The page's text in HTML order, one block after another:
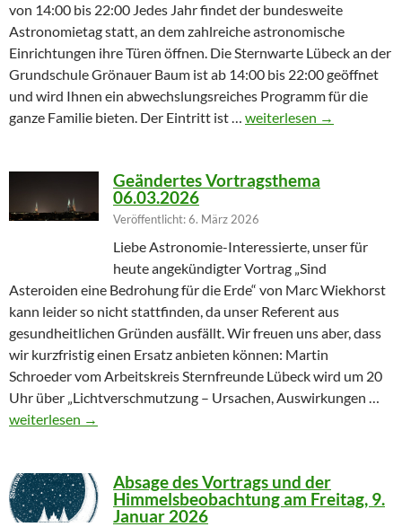
von 14:00 bis 22:00 Jedes Jahr findet der bundesweite
Astronomietag statt, an dem zahlreiche astronomische
Einrichtungen ihre Türen öffnen. Die Sternwarte Lübeck an der
Grundschule Grönauer Baum ist ab 14:00 bis 22:00 geöffnet
und wird Ihnen ein abwechslungsreiches Programm für die
ganze Familie bieten. Der Eintritt ist … Winterprogramm endet
weiterlesen →
Geändertes Vortragsthema
06.03.2026
Veröffentlicht: 6. März 2026
Liebe Astronomie-Interessierte, unser für
heute angekündigter Vortrag „Sind
Asteroiden eine Bedrohung für die Erde“ von Marc Wiekhorst
kann leider so nicht stattfinden, da unser Referent aus
gesundheitlichen Gründen ausfällt. Wir freuen uns aber, dass
wir kurzfristig einen Ersatz anbieten können: Martin
Schroeder vom Arbeitskreis Sternfreunde Lübeck wird um 20
Uhr über „Lichtverschmutzung – Ursachen, Auswirkungen …
Geändertes Vortragsthema 06.03.2026
weiterlesen →
Absage des Vortrags und der
Himmelsbeobachtung am Freitag, 9.
Januar 2026